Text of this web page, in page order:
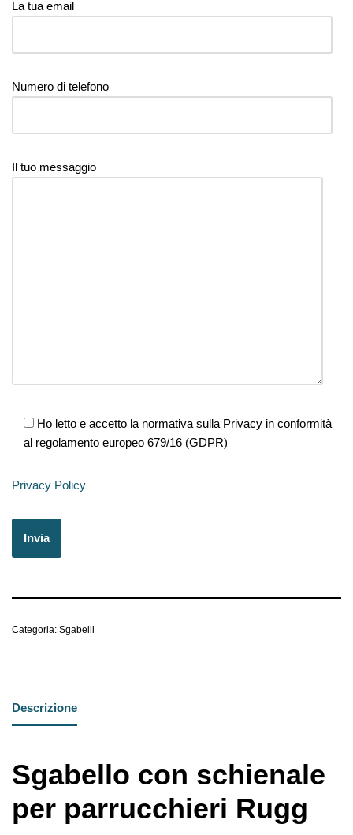
La tua email
Numero di telefono
Il tuo messaggio
Ho letto e accetto la normativa sulla Privacy in conformità
al regolamento europeo 679/16 (GDPR)
Privacy Policy
Categoria: Sgabelli
Descrizione
Sgabello con schienale
per parrucchieri Rugg